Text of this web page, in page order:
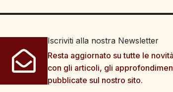
Iscriviti alla nostra Newsletter
Resta aggiornato su tutte le
con gli articoli, gli
pubblicate sul nostro sito.